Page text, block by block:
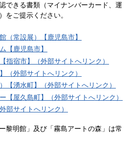
できる書類（マイナンバーカード、運
をご提示ください。
（常設展）【鹿児島市】
【鹿児島市】
指宿市】（外部サイトへリンク）
（外部サイトへリンク）
【湧水町】（外部サイトへリンク）
【屋久島町】（外部サイトへリンク）
部サイトへリンク）
黎明館」及び「霧島アートの森」は常